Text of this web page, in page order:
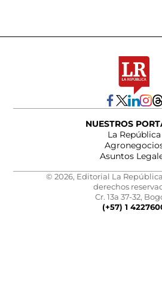
NUESTROS
La República
Asuntos
© 2026, Editorial La República
derechos
Cr. 13a 37-32,
(+57) 1